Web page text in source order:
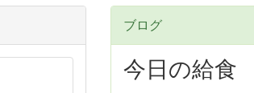
ブログ
今日の給食